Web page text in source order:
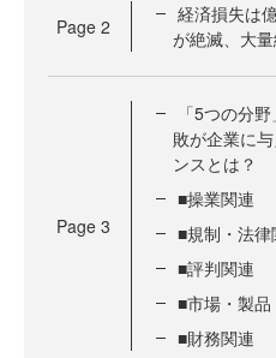
Page 2
経済損失は
が絶滅、大
Page 3
「5つの分
敗が企業に
ンスとは？
■操業関連
■規制・法律
■評判関連
■市場・製品
■財務関連